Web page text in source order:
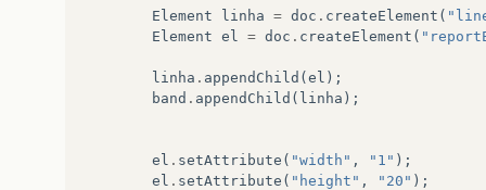
Element linha = doc . createElement (
Element el = doc . createElement (
linha . appendChild ( el );
band . appendChild ( linha );
el . setAttribute ( "width" , "1" );
el . setAttribute ( "height" , "20" );